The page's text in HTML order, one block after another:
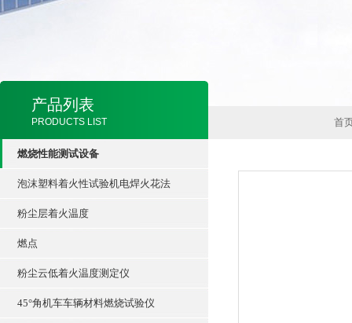
产品列表
PRODUCTS LIST
燃烧性能测试设备
泡沫塑料着火性试验机电焊火花法
粉尘层着火温度
燃点
粉尘云低着火温度测定仪
45°角机车车辆材料燃烧试验仪
首